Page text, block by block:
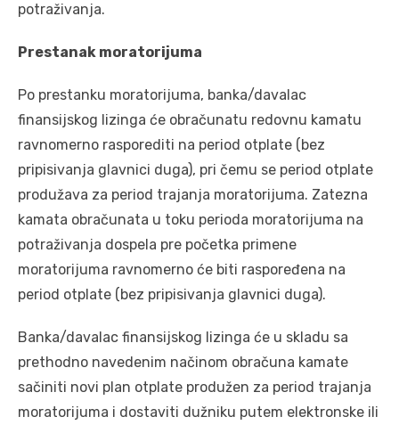
potraživanja.
Prestanak moratorijuma
Po prestanku moratorijuma, banka/davalac
finansijskog lizinga će obračunatu redovnu kamatu
ravnomerno rasporediti na period otplate (bez
pripisivanja glavnici duga), pri čemu se period otplate
produžava za period trajanja moratorijuma. Zatezna
kamata obračunata u toku perioda moratorijuma na
potraživanja dospela pre početka primene
moratorijuma ravnomerno će biti raspoređena na
period otplate (bez pripisivanja glavnici duga).
Banka/davalac finansijskog lizinga će u skladu sa
prethodno navedenim načinom obračuna kamate
sačiniti novi plan otplate produžen za period trajanja
moratorijuma i dostaviti dužniku putem elektronske ili